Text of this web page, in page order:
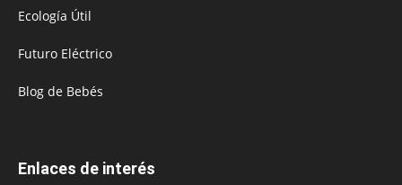
Ecología Útil
Futuro Eléctrico
Blog de Bebés
Enlaces de interés